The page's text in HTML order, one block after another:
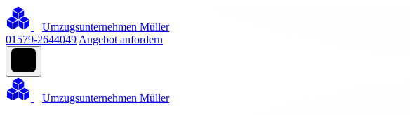
Umzugsunternehmen Müller
01579-2644049 Angebot anfordern
Umzugsunternehmen Müller